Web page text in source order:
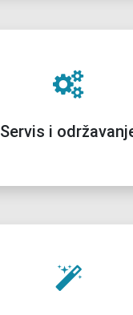
Servis i